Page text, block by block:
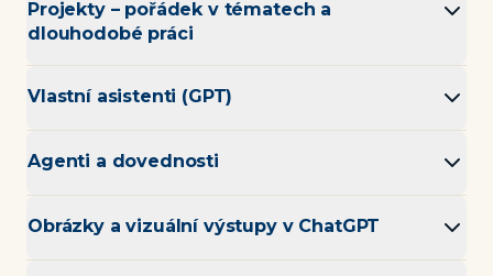
Projekty – pořádek v tématech a
dlouhodobé práci
Vlastní asistenti (GPT)
Agenti a dovednosti
Obrázky a vizuální výstupy v ChatGPT